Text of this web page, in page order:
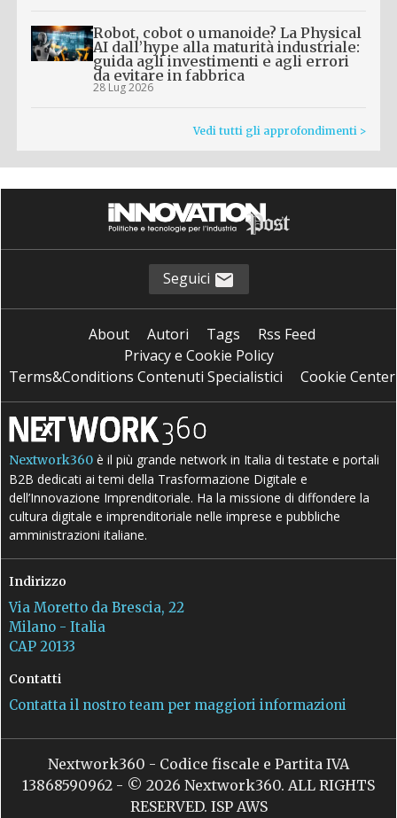
Robot, cobot o umanoide? La Physical
AI dall’hype alla maturità industriale:
guida agli investimenti e agli errori
da evitare in fabbrica
28 Lug 2026
Vedi tutti gli approfondimenti >
Seguici
About Autori Tags
Rss Feed
Privacy e Cookie Policy
Terms&Conditions Contenuti Specialistici
Cookie Center
Nextwork360 è il più grande network in Italia di testate e portali
B2B dedicati ai temi della Trasformazione Digitale e
dell’Innovazione Imprenditoriale. Ha la missione di diffondere la
cultura digitale e imprenditoriale nelle imprese e pubbliche
amministrazioni italiane.
Indirizzo
Via Moretto da Brescia, 22
Milano - Italia
CAP 20133
Contatti
Contatta il nostro team per maggiori informazioni
Nextwork360 - Codice fiscale e Partita IVA
13868590962 - © 2026 Nextwork360. ALL RIGHTS
RESERVED. ISP AWS